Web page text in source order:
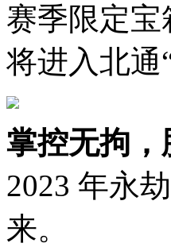
赛季限定
将进入北通
掌控无拘
2023 年永
来。